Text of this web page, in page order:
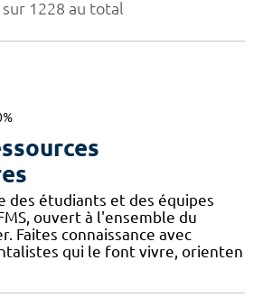
1228 au total
des étudiants et des équipes
ouvert à l'ensemble du
Faites connaissance avec
qui le font vivre, orienten